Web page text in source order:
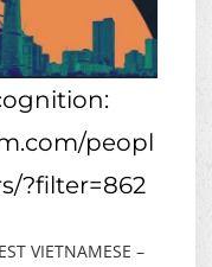
peopl
?filter=862
VIETNAMESE –